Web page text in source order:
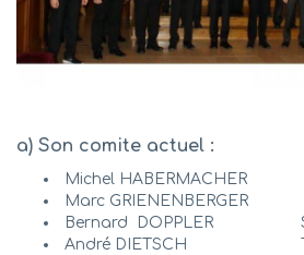
a) Son comite actuel :
Michel HABERMACHER
Marc GRIENENBERGER
Bernard DOPPLER
André DIETSCH